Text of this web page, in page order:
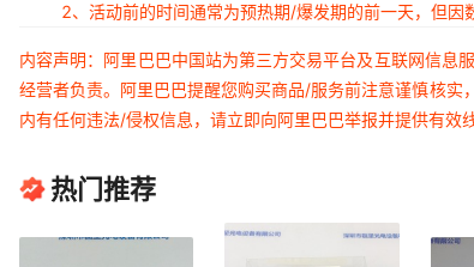
2、活动前的时间通常为预热期/爆发期的前一天，但因
内容声明：阿里巴巴中国站为第三方交易平台及互联网信息
经营者负责。阿里巴巴提醒您购买商品/服务前注意谨慎核
内有任何违法/侵权信息，请立即向阿里巴巴举报并提供有效线
热门推荐